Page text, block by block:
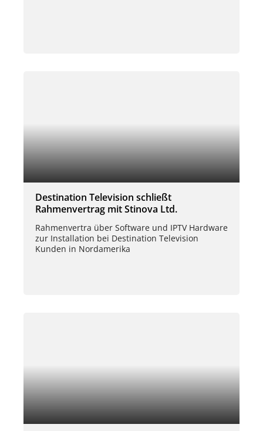
Destination Television schließt
Rahmenvertrag mit Stinova Ltd.
Rahmenvertra über Software und IPTV Hardware
zur Installation bei Destination Television
Kunden in Nordamerika